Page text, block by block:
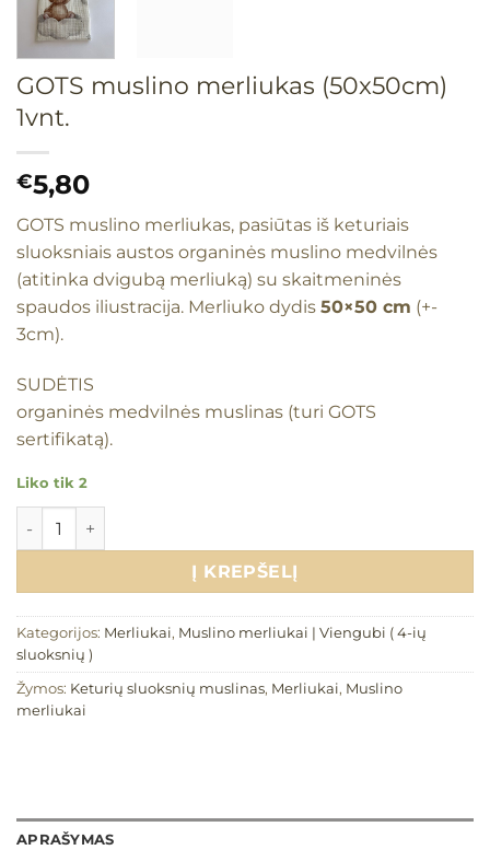
GOTS muslino merliukas (50x50cm)
1vnt.
€5,80
GOTS muslino merliukas, pasiūtas iš keturiais
sluoksniais austos organinės muslino medvilnės
(atitinka dvigubą merliuką) su skaitmeninės
spaudos iliustracija. Merliuko dydis 50×50 cm (+-
3cm).
SUDĖTIS
organinės medvilnės muslinas (turi GOTS
sertifikatą).
Liko tik 2
produkto kiekis: GOTS muslino merliukas (50x50cm) 1vnt.
Į KREPŠELĮ
Kategorijos: Merliukai, Muslino merliukai | Viengubi ( 4-ių
sluoksnių )
Žymos: Keturių sluoksnių muslinas, Merliukai, Muslino
merliukai
APRAŠYMAS